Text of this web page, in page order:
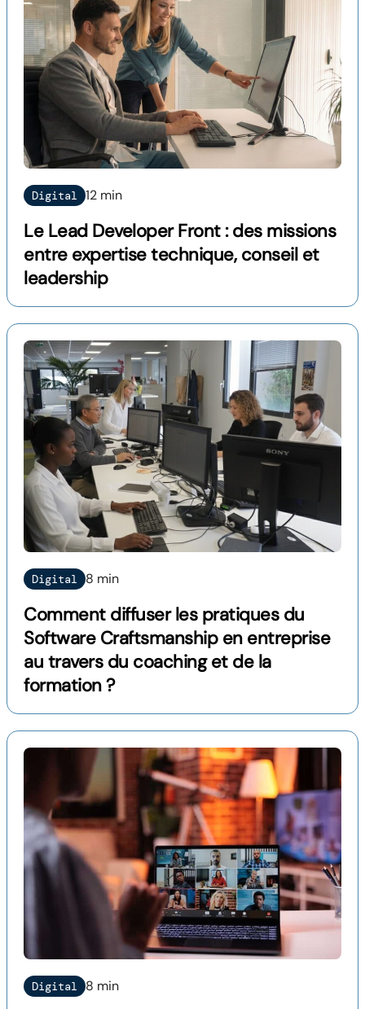
Digital 12 min
Le Lead Developer Front : des missions
entre expertise technique, conseil et
leadership
Digital 8 min
Comment diffuser les pratiques du
Software Craftsmanship en entreprise
au travers du coaching et de la
formation ?
Digital 8 min